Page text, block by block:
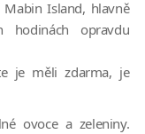
Island, hlavně
hodinách opravdu
je měli zdarma, je
ovoce a zeleniny.